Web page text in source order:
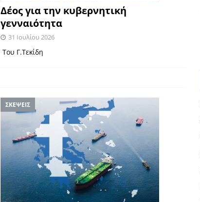
Δέος για την κυβερνητική
γενναιότητα
31 Ιουλίου 2026
Του Γ.Τεκίδη
ΣΚΕΨΕΙΣ